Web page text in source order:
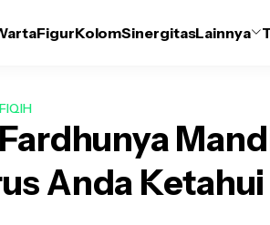
FigurKolomSinergitasLainnya
Anda Ketahui